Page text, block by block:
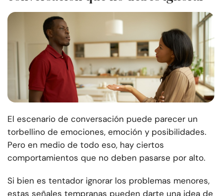
El escenario de conversación puede parecer un
torbellino de emociones, emoción y posibilidades.
Pero en medio de todo eso, hay ciertos
comportamientos que no deben pasarse por alto.
Si bien es tentador ignorar los problemas menores,
estas señales tempranas pueden darte una idea de